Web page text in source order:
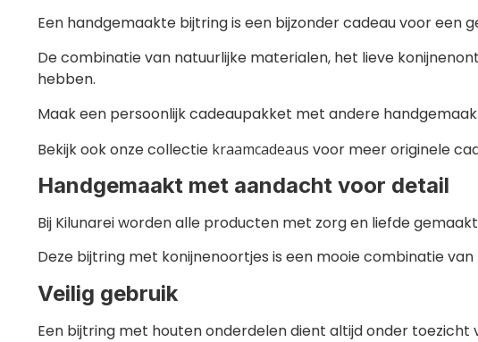
Een handgemaakte bijtring is een bijzonder cadeau voor een
De combinatie van natuurlijke materialen, het lieve
hebben.
Maak een persoonlijk cadeaupakket met andere
Bekijk ook onze collectie kraamcadeaus voor meer originele
Handgemaakt met aandacht voor detail
Bij Kilunarei worden alle producten met zorg en liefde
Deze bijtring met konijnenoortjes is een mooie combinatie
Veilig gebruik
Een bijtring met houten onderdelen dient altijd onder